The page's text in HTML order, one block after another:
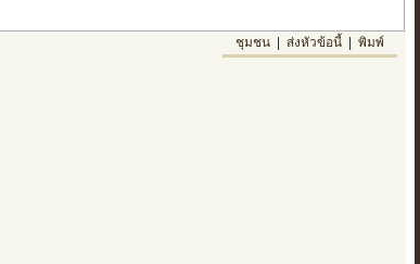
ชุมชน| ส่งหัวข้อนี้| พิมพ์